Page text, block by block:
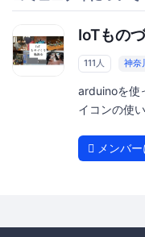
IoTもの
111人 神奈
arduinoを使
イコンの使
メンバ